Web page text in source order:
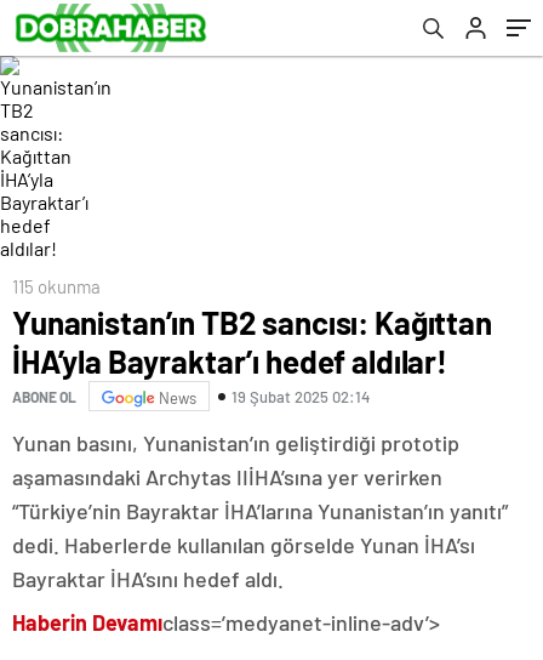
115 okunma
Yunanistan’ın TB2 sancısı: Kağıttan
İHA’yla Bayraktar’ı hedef aldılar!
ABONE OL News 19 Şubat 2025 02:14
Yunan basını, Yunanistan’ın geliştirdiği prototip
aşamasındaki Archytas IIİHA’sına yer verirken
“Türkiye’nin Bayraktar İHA’larına Yunanistan’ın yanıtı”
dedi. Haberlerde kullanılan görselde Yunan İHA’sı
Bayraktar İHA’sını hedef aldı.
Haberin Devamıclass=’medyanet-inline-adv’>